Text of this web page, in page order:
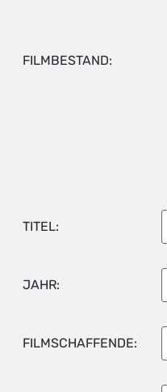
FILMBESTAND:
TITEL:
JAHR:
FILMSCHAFFENDE: